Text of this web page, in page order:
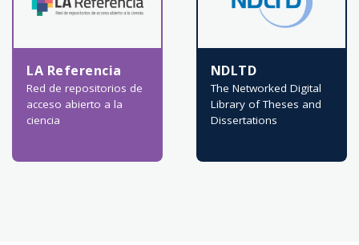
LA Referencia
Red de repositorios de
acceso abierto a la
ciencia
NDLTD
The Networked Digital
Library of Theses and
Dissertations